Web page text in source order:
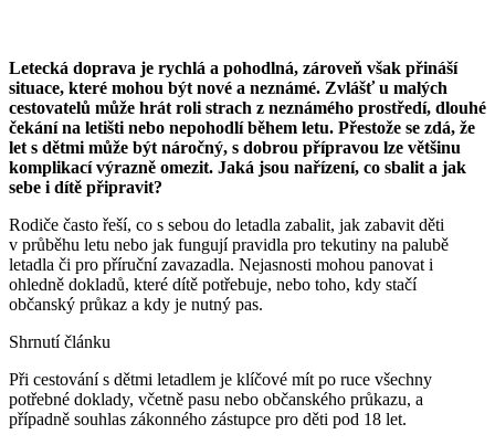
Letecká doprava je rychlá a pohodlná, zároveň však přináší
situace, které mohou být nové a neznámé. Zvlášť u malých
cestovatelů může hrát roli strach z neznámého prostředí, dlouhé
čekání na letišti nebo nepohodlí během letu. Přestože se zdá, že
let s dětmi může být náročný, s dobrou přípravou lze většinu
komplikací výrazně omezit. Jaká jsou nařízení, co sbalit a jak
sebe i dítě připravit?
Rodiče často řeší, co s sebou do letadla zabalit, jak zabavit děti
v průběhu letu nebo jak fungují pravidla pro tekutiny na palubě
letadla či pro příruční zavazadla. Nejasnosti mohou panovat i
ohledně dokladů, které dítě potřebuje, nebo toho, kdy stačí
občanský průkaz a kdy je nutný pas.
Shrnutí článku
Při cestování s dětmi letadlem je klíčové mít po ruce všechny
potřebné doklady, včetně pasu nebo občanského průkazu, a
případně souhlas zákonného zástupce pro děti pod 18 let.